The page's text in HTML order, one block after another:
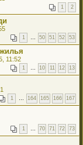
1 2
1 … 50 51 52 53
11:52
1 … 10 11 12 13
1 … 164 165 166 167
1 … 70 71 72 73